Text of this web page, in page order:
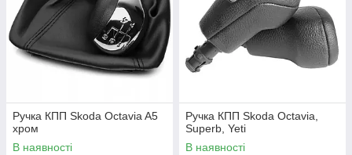
Ручка КПП Skoda Octavia A5
хром
В наявності
Ручка КПП Skoda Octavia,
Superb, Yeti
В наявності